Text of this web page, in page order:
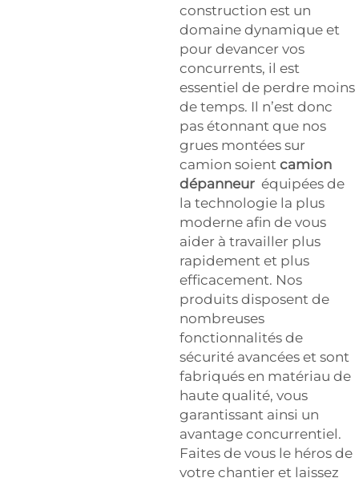
construction est un
domaine dynamique et
pour devancer vos
concurrents, il est
essentiel de perdre moins
de temps. Il n’est donc
pas étonnant que nos
grues montées sur
camion soient camion
dépanneur équipées de
la technologie la plus
moderne afin de vous
aider à travailler plus
rapidement et plus
efficacement. Nos
produits disposent de
nombreuses
fonctionnalités de
sécurité avancées et sont
fabriqués en matériau de
haute qualité, vous
garantissant ainsi un
avantage concurrentiel.
Faites de vous le héros de
votre chantier et laissez